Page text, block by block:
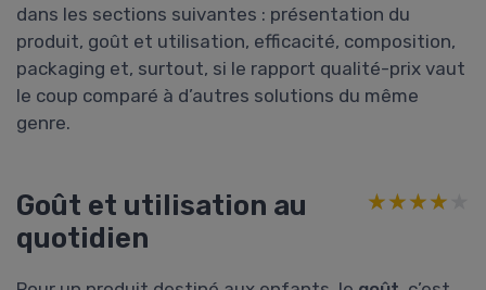
dans les sections suivantes : présentation du
produit, goût et utilisation, efficacité, composition,
packaging et, surtout, si le rapport qualité-prix vaut
le coup comparé à d’autres solutions du même
genre.
Goût et utilisation au
quotidien
★★★★★
★★★★★